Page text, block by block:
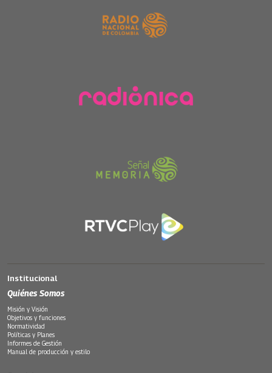
Institucional
Quiénes Somos
Misión y Visión
Objetivos y funciones
Normatividad
Políticas y Planes
Informes de Gestión
Manual de producción y estilo